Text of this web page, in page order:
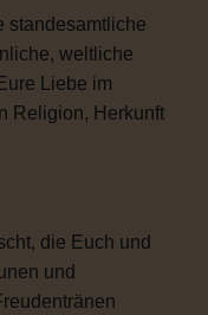
standesamtliche
weltliche
Liebe im
Religion, Herkunft
die Euch und
und